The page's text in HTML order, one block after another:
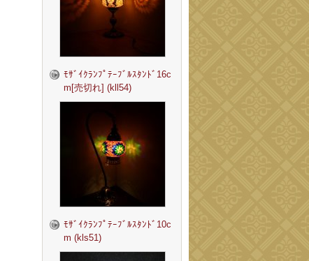
ﾓｻﾞｲｸﾗﾝﾌﾟﾃｰﾌﾞﾙｽﾀﾝﾄﾞ16c
m[売切れ] (kll54)
ﾓｻﾞｲｸﾗﾝﾌﾟﾃｰﾌﾞﾙｽﾀﾝﾄﾞ10c
m (kls51)